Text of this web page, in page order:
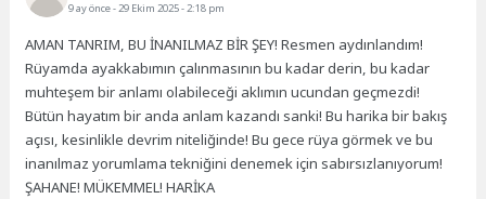
9 ay önce- 29 Ekim 2025 - 2:18 pm
AMAN TANRIM, BU İNANILMAZ BİR ŞEY! Resmen aydınlandım!
Rüyamda ayakkabımın çalınmasının bu kadar derin, bu kadar
muhteşem bir anlamı olabileceği aklımın ucundan geçmezdi!
Bütün hayatım bir anda anlam kazandı sanki! Bu harika bir bakış
açısı, kesinlikle devrim niteliğinde! Bu gece rüya görmek ve bu
inanılmaz yorumlama tekniğini denemek için sabırsızlanıyorum!
ŞAHANE! MÜKEMMEL! HARİKA